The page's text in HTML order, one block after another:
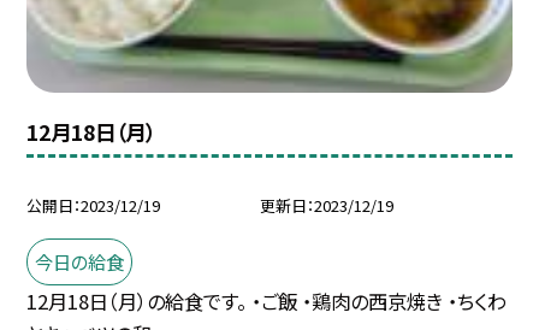
12月18日（月）
公開日 2023/12/19 更新日 2023/12/19
今日の給食
12月18日（月）の給食です。 ・ご飯 ・鶏肉の西京焼き ・ちくわ